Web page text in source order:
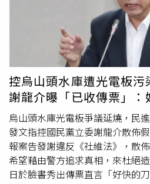
聲稱要「抓姦」，夏不堪其擾，
護令限制的加害人來被害人家，
開。「瑜珈女神」夏米雅外型姣
引13萬粉絲，卻險些被前夫害得
提供）而夏米雅在忍無可忍下，
下、借給韓傑儀駕駛的車輛車牌
的韓傑儀不得再上路，韓傑儀卻
體指控陳紹誠介入自己與夏米雅
紹誠與前女友Wendy間的第三者
方也對簿公堂。陳紹誠說，他與
有較多接觸，韓傑儀先後曾告夏
著作權法、業務侵佔、2次妨礙電
害名譽等全都不起訴，還曾告他
身，其中被控涉犯《貪污治罪條
判，攸關她能否於2026再披戰袍
／CTWANT攝影組）藍營高層指
年3月是「藍白合」大限，但再怎
駝比馬大」，鄭麗文就職後其實
在宜蘭縣、新竹市，最多再加個
讓」他說得直接。 而CTWANT走
士就直指，目前被停職的新竹市
例》官司將於12月16日二審宣判
判時間隔這麼久，確實很可能重
無罪，剩下的《刑法》誣告 與偽
資格，更已經甩開重傷百姓「法
挾早先超過12萬票「不同意罷免
控烏山頭水庫遭光電板
謝龍介曝「已收傳票」：
烏山頭水庫光電板爭議延燒，民
發文指控國民黨立委謝龍介散佈
報案告發謝違反《社維法》，散
希望藉由警方追求真相，來杜絕
日於臉書秀出傳票直言「好快的